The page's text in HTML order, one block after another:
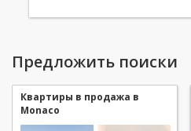
Предложить поиски
Квартиры в продажа в
Monaco